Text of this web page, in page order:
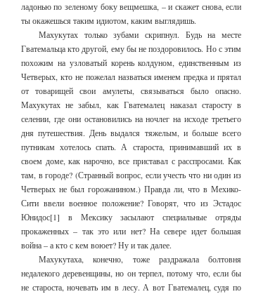
ладонью по зеленому боку вещмешка, – и скажет снова, если
ты окажешься таким идиотом, каким выглядишь.
Махукутах только зубами скрипнул. Будь на месте
Гватемальца кто другой, ему бы не поздоровилось. Но с этим
похожим на узловатый корень колдуном, единственным из
Четверых, кто не пожелал назваться именем предка и прятал
от товарищей свои амулеты, связываться было опасно.
Махукутах не забыл, как Гватемалец наказал старосту в
селении, где они остановились на ночлег на исходе третьего
дня путешествия. День выдался тяжелым, и больше всего
путникам хотелось спать. А староста, принимавший их в
своем доме, как нарочно, все приставал с расспросами. Как
там, в городе? (Странный вопрос, если учесть что ни один из
Четверых не был горожанином.) Правда ли, что в Мехико-
Сити ввели военное положение? Говорят, что из Эстадос
Юнидос[1] в Мексику засылают специальные отряды
прокаженных – так это или нет? На севере идет большая
война – а кто с кем воюет? Ну и так далее.
Махукутаха, конечно, тоже раздражала болтовня
недалекого деревенщины, но он терпел, потому что, если бы
не староста, ночевать им в лесу. А вот Гватемалец, судя по